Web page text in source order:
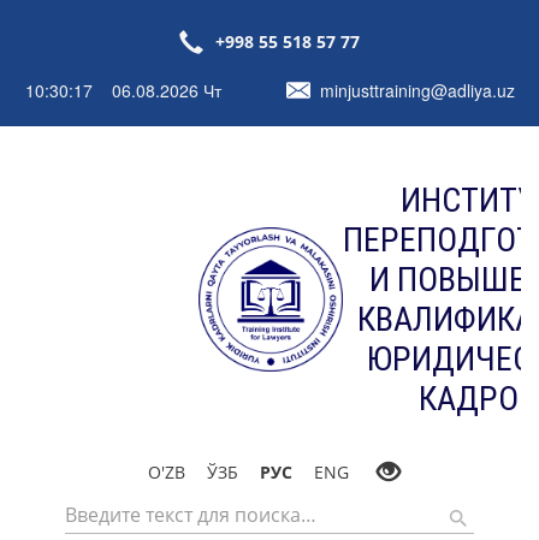
+998 55 518 57 77
10:30:18 06.08.2026 Чт minjusttraining@adliya.uz
И
КАДРОВ
O'ZB ЎЗБ РУС ENG